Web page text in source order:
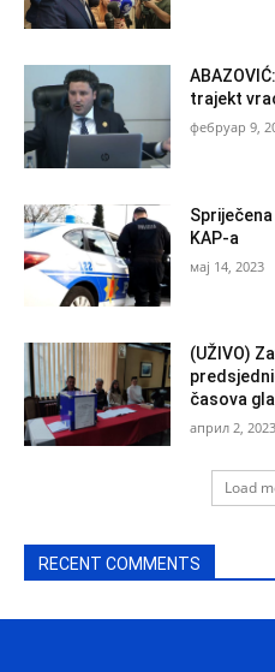
trajekt
фебруар 9,
KAP-a
мај 14, 2023
(UŽIVO)
časova
април 2, 2023
Load
RECENT COMMENTS